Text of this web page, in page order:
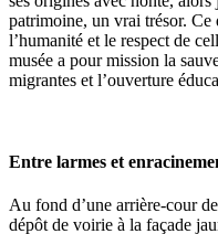
patrimoine, un vrai trésor. Ce
l’humanité et le respect de
musée a pour mission la
migrantes et l’ouverture
Entre larmes et
Au fond d’une arrière-cour
dépôt de voirie à la façade